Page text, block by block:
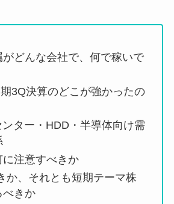
がどんな会社で、何で稼いで
3Q決算のどこが強かったの
ター・HDD・半導体向け需
に注意すべきか
か、それとも短期テーマ株
べきか